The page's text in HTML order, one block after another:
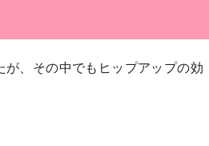
、その中でもヒップアップの効